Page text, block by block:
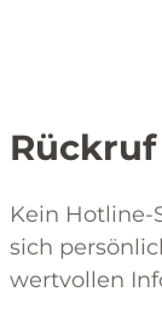
Kein Hotline-
sich
wertvollen